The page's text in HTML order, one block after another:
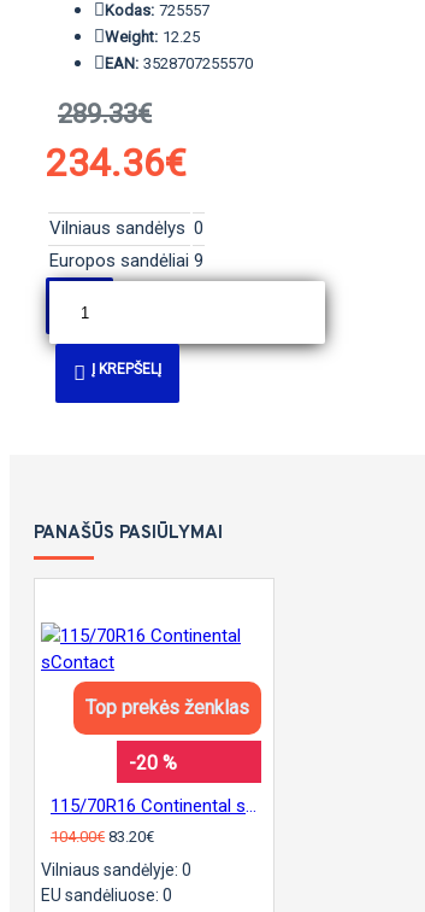
Kodas: 725557
Weight: 12.25
EAN: 3528707255570
289.33€
234.36€
Vilniaus sandėlys 0
Europos sandėliai 9
Į KREPŠELĮ
PANAŠŪS PASIŪLYMAI
Top prekės ženklas
-20 %
115/70R16 Continental sContact
104.00€ 83.20€
Vilniaus sandėlyje: 0
EU sandėliuose: 0